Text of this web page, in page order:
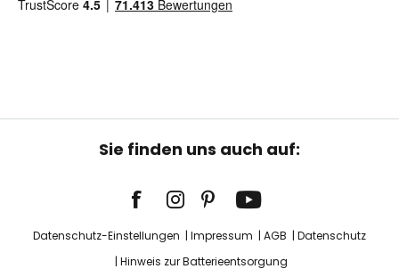
Sie finden uns auch auf:
Datenschutz-Einstellungen Impressum AGB
Datenschutz
Hinweis zur Batterieentsorgung